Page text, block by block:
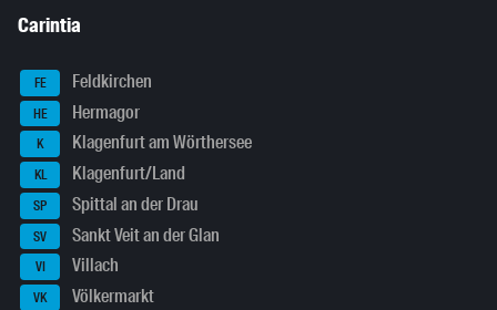
Carintia
FE Feldkirchen
HE Hermagor
K Klagenfurt am Wörthersee
KL Klagenfurt/Land
SP Spittal an der Drau
SV Sankt Veit an der Glan
VI Villach
VK Völkermarkt